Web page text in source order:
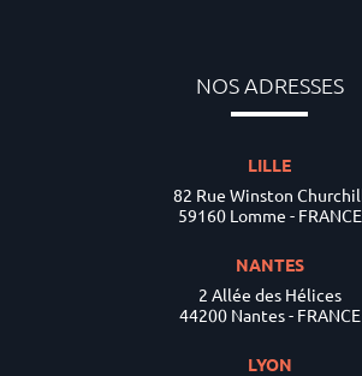
NOS ADRESSES
LILLE
82 Rue Winston
59160 Lomme - FRANCE
NANTES
2 Allée des Hélices
44200 Nantes - FRANCE
LYON